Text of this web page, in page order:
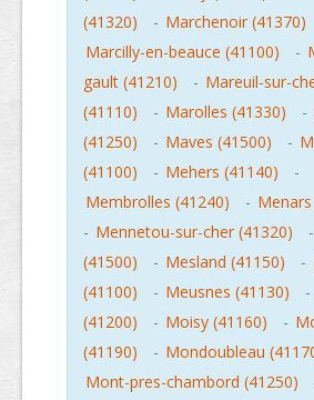
(41320)
- Marchenoir (41370)
Marcilly-en-beauce (41100)
-
gault (41210)
- Mareuil-sur-
(41110)
- Marolles (41330) -
(41250)
- Maves (41500) -
(41100)
- Mehers (41140)
-
Membrolles (41240)
-
- Mennetou-sur-cher (41320) -
(41500)
- Mesland (41150) -
(41100)
- Meusnes (41130) -
(41200)
- Moisy (41160) -
(41190)
- Mondoubleau
Mont-pres-chambord (41250)